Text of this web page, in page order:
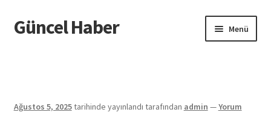
Dolaşıma
geç
İçeriğe
geç
Güncel Haber Menü
Ağustos 5, 2025tarihinde yayınlandı tarafından admin —Yorum